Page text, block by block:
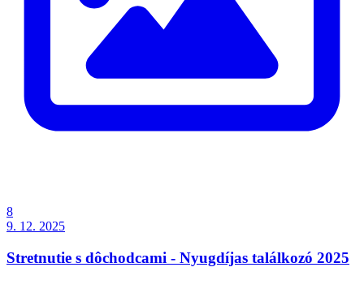
8
9. 12. 2025
Stretnutie s dôchodcami - Nyugdíjas találkozó 2025